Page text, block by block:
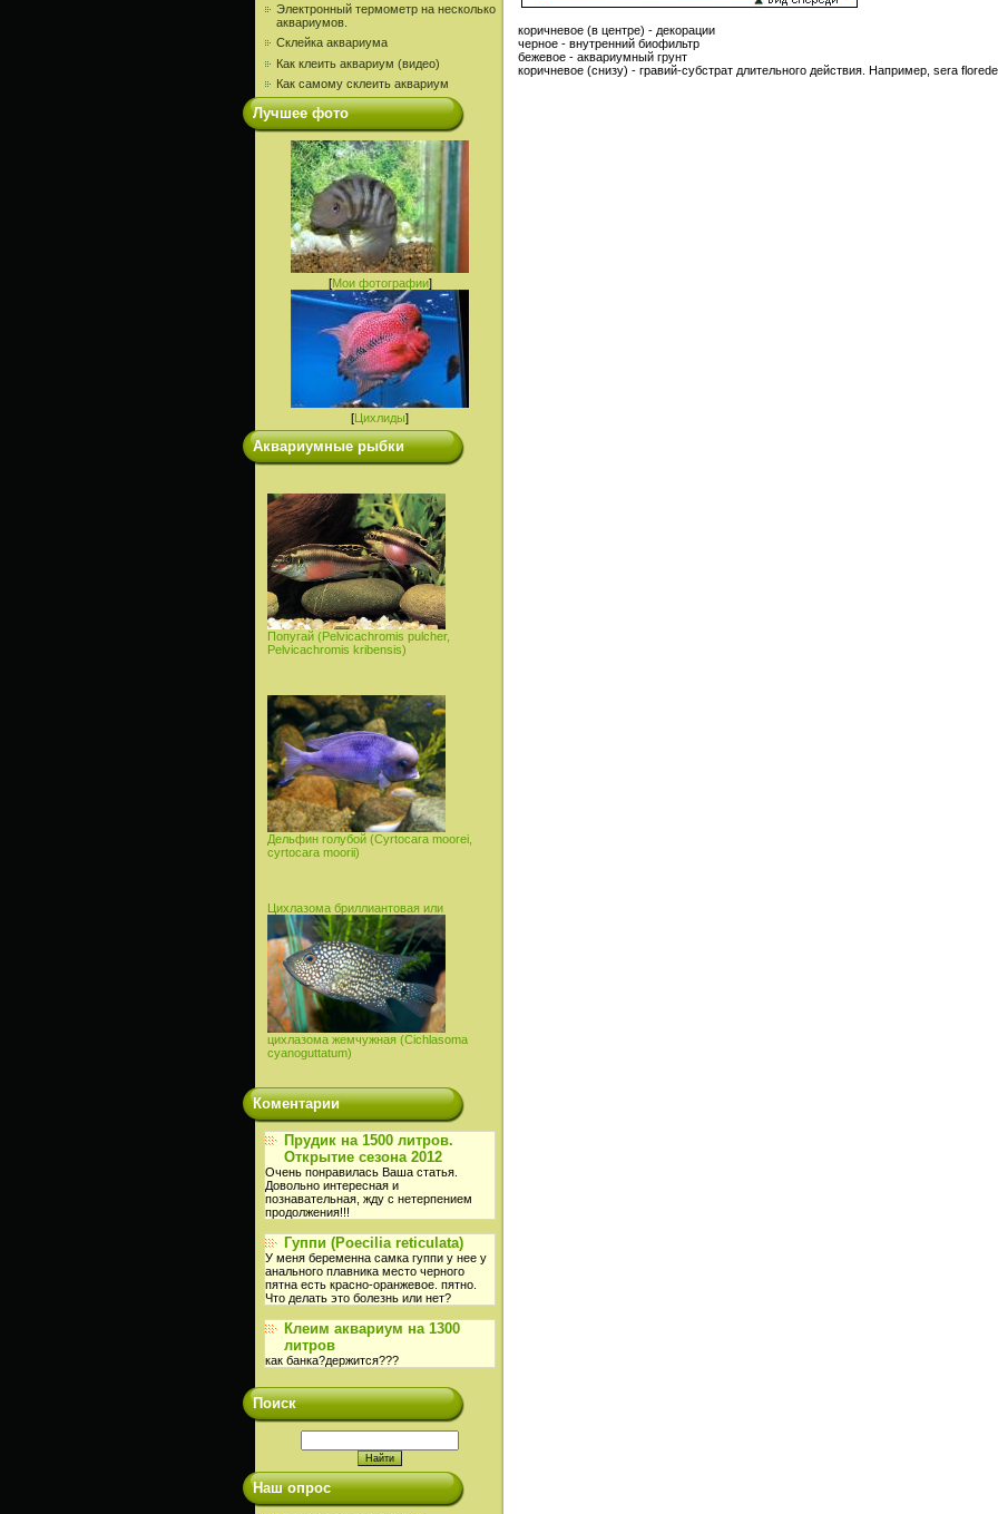
Электронный термометр на несколько
аквариумов.
Склейка аквариума
Как клеить аквариум (видео)
Как самому склеить аквариум
Лучшее фото
[Мои фотографии]
[Цихлиды]
Аквариумные рыбки
Попугай (Pelvicachromis pulcher,
Pelvicachromis kribensis)
Дельфин голубой (Cyrtocara moorei,
cyrtocara moorii)
Цихлазома бриллиантовая или
цихлазома жемчужная (Cichlasoma
cyanoguttatum)
Коментарии
Прудик на 1500 литров.
Открытие сезона 2012
Очень понравилась Ваша статья.
Довольно интересная и
познавательная, жду с нетерпением
продолжения!!!
Гуппи (Poecilia reticulata)
У меня беременна самка гуппи у нее у
анального плавника место черного
пятна есть красно-оранжевое. пятно.
Что делать это болезнь или нет?
Клеим аквариум на 1300
литров
как банка?держится???
Поиск
Наш опрос
коричневое (в центре) - декорации
черное - внутренний биофильтр
бежевое - аквариумный грунт
коричневое (снизу) - гравий-субстрат длительного действия. Например, sera